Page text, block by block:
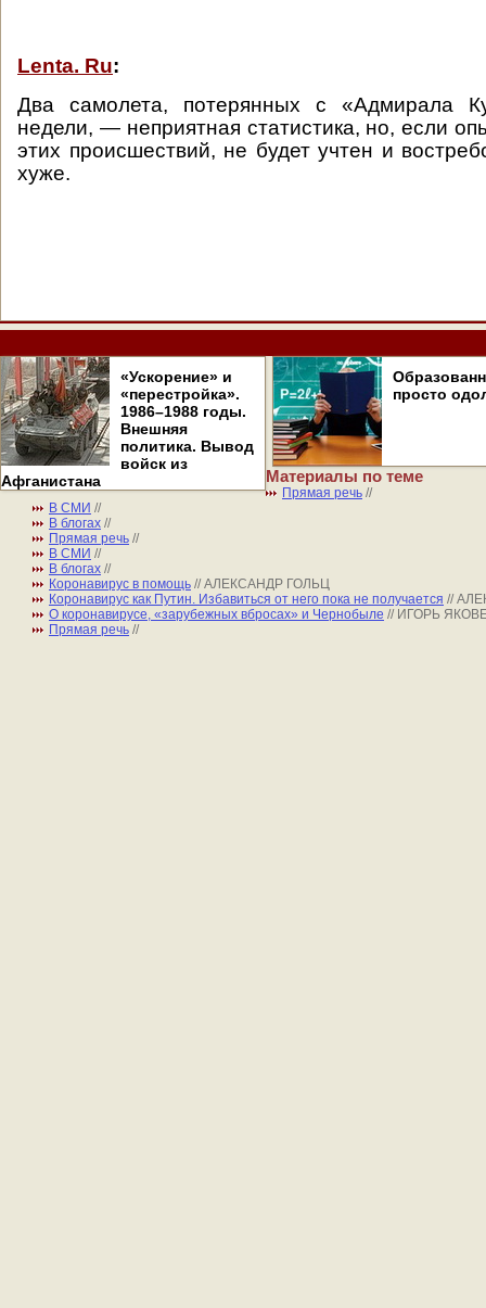
Lenta. Ru:
Два самолета, потерянных с «Адмирала
недели, — неприятная статистика, но, если
этих происшествий, не будет учтен и
хуже.
«Ускорение» и
«перестройка».
1986–1988 годы.
Внешняя
политика. Вывод
войск из
Афганистана
просто
Материалы по теме
Прямая речь //
В СМИ //
В блогах //
Прямая речь //
В СМИ //
В блогах //
Коронавирус в помощь // АЛЕКСАНДР ГОЛЬЦ
Коронавирус как Путин. Избавиться от него пока не получается //
О коронавирусе, «зарубежных вбросах» и Чернобыле // ИГОРЬ
Прямая речь //